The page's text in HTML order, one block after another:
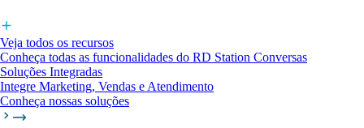
Veja todos os recursos
Conheça todas as funcionalidades do RD Station Conversas
Soluções Integradas
Integre Marketing, Vendas e Atendimento
Conheça nossas soluções